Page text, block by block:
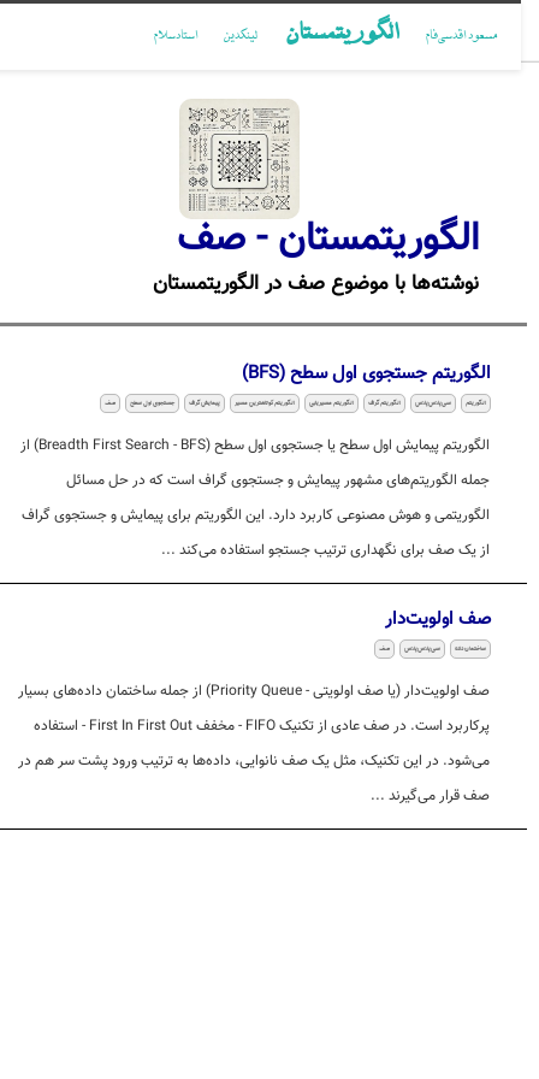
مسعود اقدسی‌فام الگوریتمستان لینکدین استادسلام
الگوریتمستان - صف
نوشته‌ها با موضوع صف در الگوریتمستان
الگوریتم جستجوی اول سطح (BFS)
الگوریتم سی‌پلاس‌پلاس الگوریتم گراف الگوریتم مسیریابی الگوریتم کوتاهترین مسیر پیمایش گراف جستجوی اول سطح صف
الگوریتم پیمایش اول سطح یا جستجوی اول سطح (Breadth First Search - BFS) از
جمله الگوریتم‌های مشهور پیمایش و جستجوی گراف است که در حل مسائل
الگوریتمی و هوش مصنوعی کاربرد دارد. این الگوریتم برای پیمایش و جستجوی گراف
از یک صف برای نگهداری ترتیب جستجو استفاده می‌کند ...
صف اولویت‌دار
ساختمان داده سی‌پلاس‌پلاس صف
صف اولویت‌دار (یا صف اولویتی - Priority Queue) از جمله ساختمان داده‌های بسیار
پرکاربرد است. در صف عادی از تکنیک FIFO - مخفف First In First Out - استفاده
می‌شود. در این تکنیک، مثل یک صف نانوایی، داده‌ها به ترتیب ورود پشت سر هم در
صف قرار می‌گیرند ...